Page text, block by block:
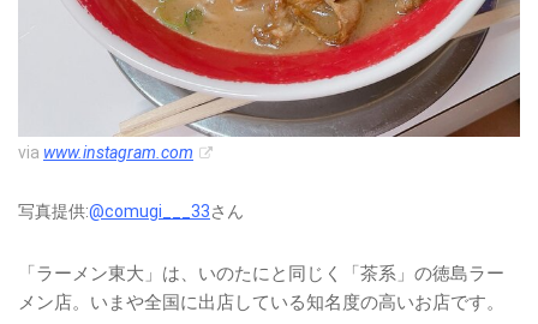
via www.instagram.com
写真提供:@comugi___33さん
「ラーメン東大」は、いのたにと同じく「茶系」の徳島ラー
メン店。いまや全国に出店している知名度の高いお店です。